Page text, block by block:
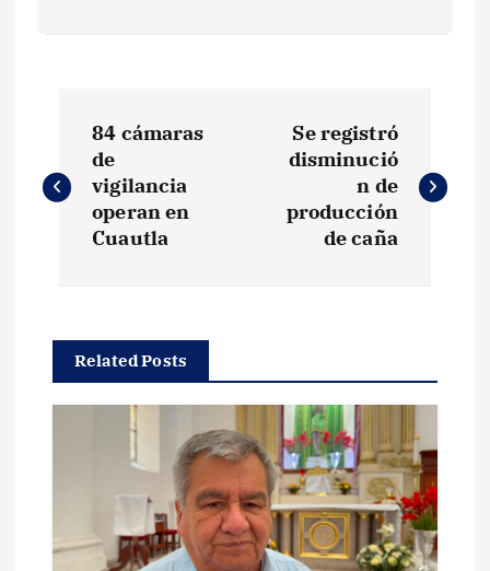
a
g
a
ó
84 cámaras
de
vigilancia
operan en
Cuautla
Se registró
disminució
n de
producción
de caña
Related Posts